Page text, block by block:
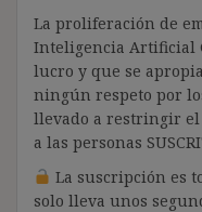
La proliferación de
Inteligencia Artificial
lucro y que se
ningún respeto por
llevado a restringir
a las personas
La suscripción es
solo lleva unos